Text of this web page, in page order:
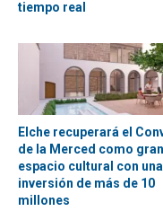
tiempo real
Elche recuperará el
de la Merced como gran
espacio cultural con una
inversión de más de 10
millones